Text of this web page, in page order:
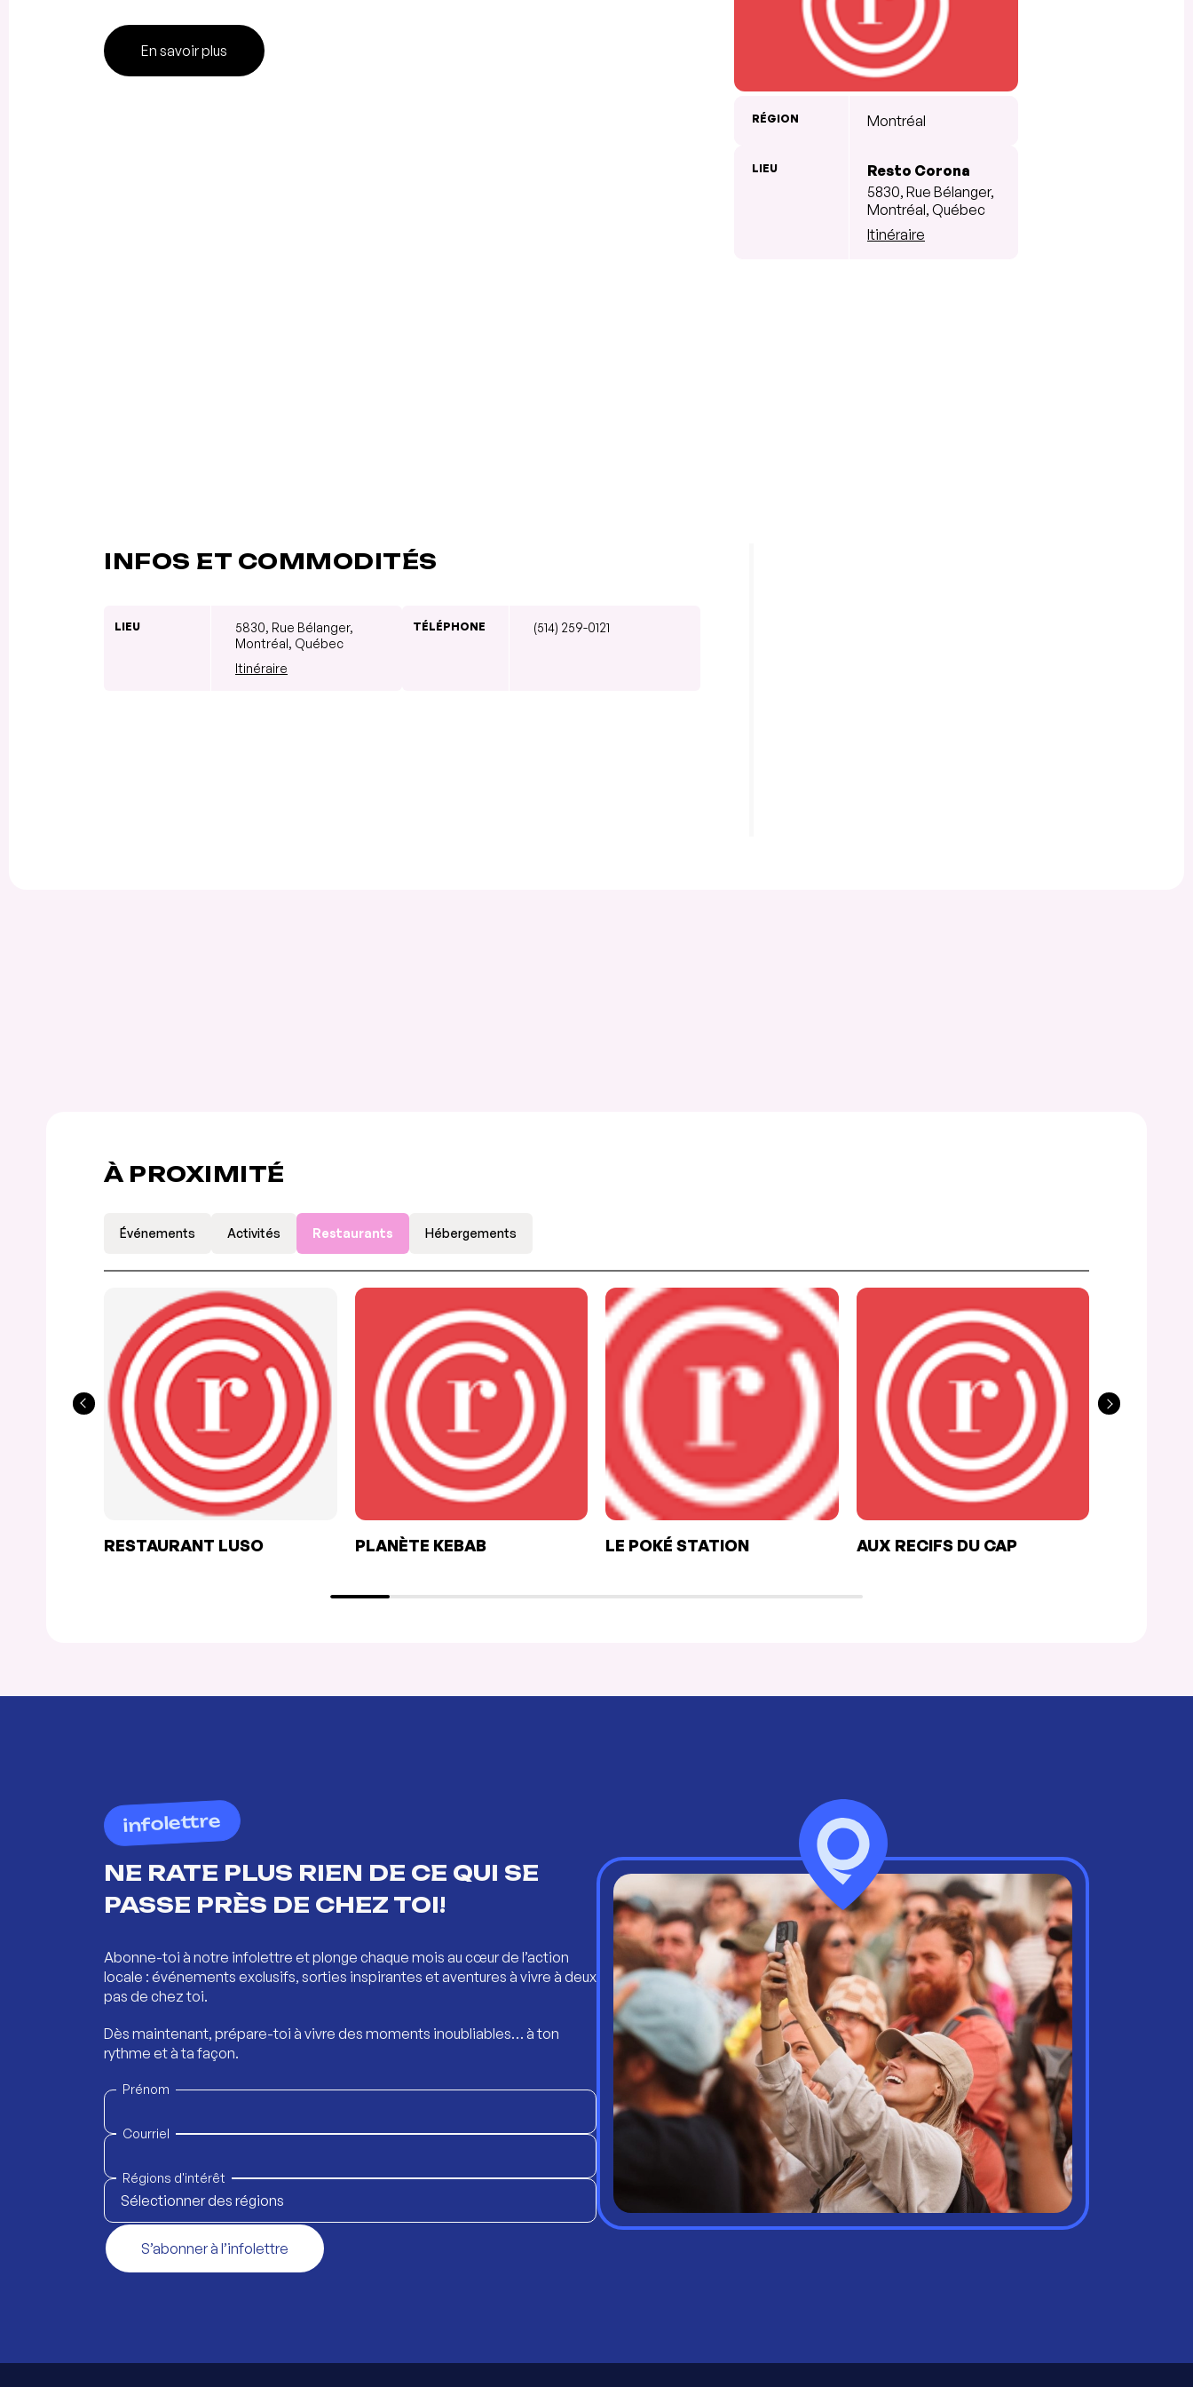
En savoir plus
RÉGION Montréal
LIEU
Resto Corona
5830, Rue Bélanger,
Montréal, Québec
Itinéraire
INFOS ET COMMODITÉS
LIEU
5830, Rue Bélanger,
Montréal, Québec
Itinéraire
TÉLÉPHONE (514) 259-0121
À PROXIMITÉ
Événements Activités Restaurants Hébergements
RESTAURANT LUSO PLANÈTE KEBAB LE POKÉ STATION AUX RECIFS DU CAP
infolettre
NE RATE PLUS RIEN DE CE QUI SE
PASSE PRÈS DE CHEZ TOI!
Abonne-toi à notre infolettre et plonge chaque mois au cœur de l’action
locale : événements exclusifs, sorties inspirantes et aventures à vivre à deux
pas de chez toi.
Dès maintenant, prépare-toi à vivre des moments inoubliables… à ton
rythme et à ta façon.
Prénom
Courriel
Régions d'intérêt
Sélectionner des régions
S’abonner à l’infolettre